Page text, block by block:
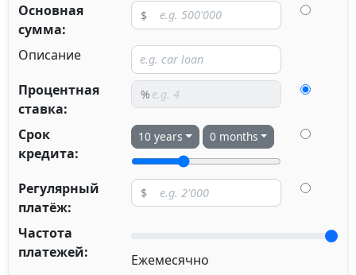
Основная
сумма:
Описание
Процентная
ставка:
Срок
кредита:
10 years 0 months
Регулярный
платёж:
Частота
платежей:
Ежемесячно